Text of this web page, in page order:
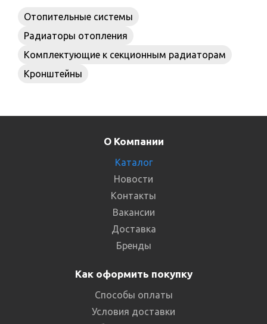
Отопительные системы
Радиаторы отопления
Комплектующие к секционным радиаторам
Кронштейны
О Компании
Каталог
Новости
Контакты
Вакансии
Доставка
Бренды
Как оформить покупку
Способы оплаты
Условия доставки